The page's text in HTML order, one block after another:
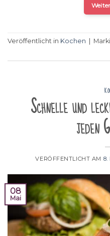
Veröffentlicht in Kochen
Schnelle und
jeden
VERÖFFENTLICHT AM 8.
08
Mai